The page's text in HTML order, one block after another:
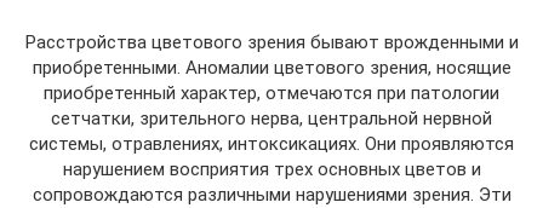
Расстройства цветового зрения бывают врожденными и
приобретенными. Аномалии цветового зрения, носящие
приобретенный характер, отмечаются при патологии
сетчатки, зрительного нерва, центральной нервной
системы, отравлениях, интоксикациях. Они проявляются
нарушением восприятия трех основных цветов и
сопровождаются различными нарушениями зрения. Эти